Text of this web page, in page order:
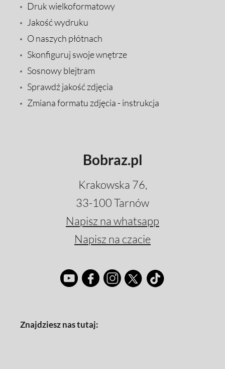
Druk wielkoformatowy
Jakość wydruku
O naszych płótnach
Skonfiguruj swoje wnętrze
Sosnowy blejtram
Sprawdź jakość zdjęcia
Zmiana formatu zdjęcia - instrukcja
Bobraz.pl
Krakowska 76,
33-100 Tarnów
Napisz na whatsapp
Napisz na czacie
Znajdziesz nas tutaj: